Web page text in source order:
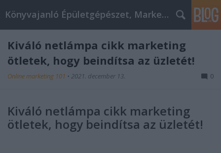
Könyvajanló Épületgépészet, Marketing témákban
Kiváló netlámpa cikk marketing
ötletek, hogy beindítsa az üzletét!
Online marketing 101 • 2021. december 13. 0
Kiváló netlámpa cikk marketing
ötletek, hogy beindítsa az üzletét!